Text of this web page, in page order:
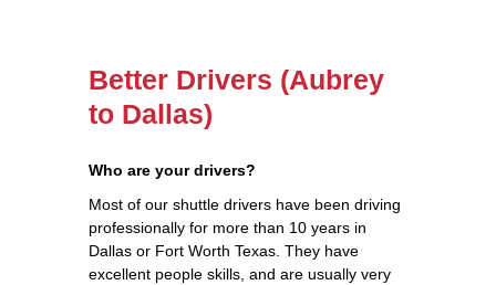
Better Drivers (Aubrey
to Dallas)
Who are your drivers?
Most of our shuttle drivers have been driving
professionally for more than 10 years in
Dallas or Fort Worth Texas. They have
excellent people skills, and are usually very